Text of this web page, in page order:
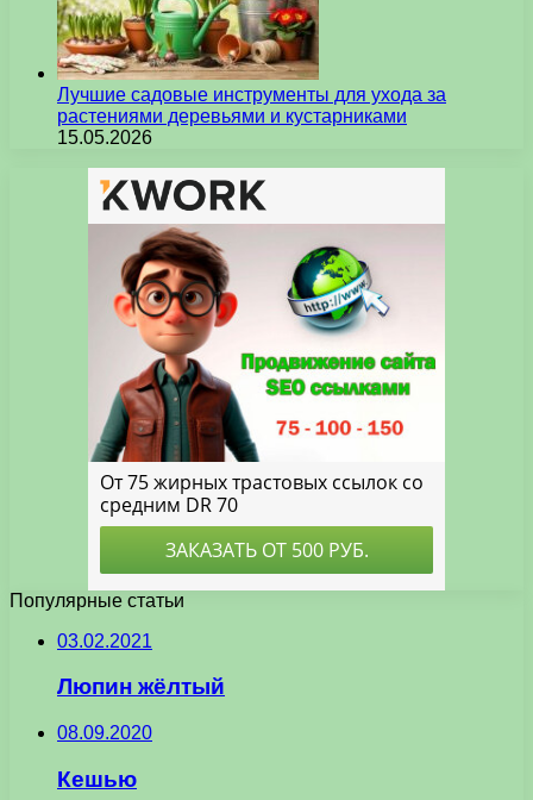
Лучшие садовые инструменты для ухода за
растениями деревьями и кустарниками
15.05.2026
Популярные статьи
03.02.2021
Люпин жёлтый
08.09.2020
Кешью